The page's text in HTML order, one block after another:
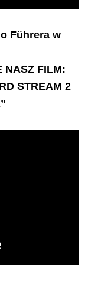
Führera w
NASZ FILM:
STREAM 2